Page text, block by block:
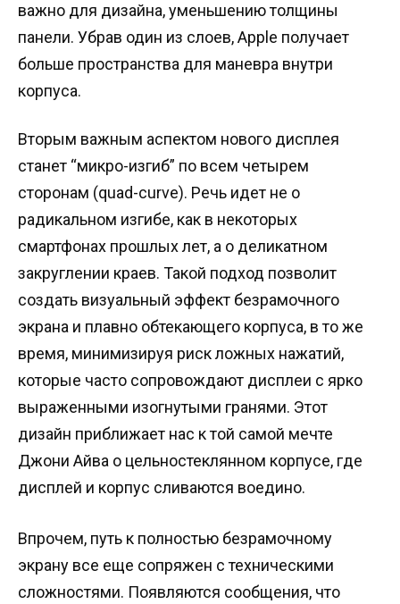
важно для дизайна, уменьшению толщины
панели. Убрав один из слоев, Apple получает
больше пространства для маневра внутри
корпуса.
Вторым важным аспектом нового дисплея
станет “микро-изгиб” по всем четырем
сторонам (quad-curve). Речь идет не о
радикальном изгибе, как в некоторых
смартфонах прошлых лет, а о деликатном
закруглении краев. Такой подход позволит
создать визуальный эффект безрамочного
экрана и плавно обтекающего корпуса, в то же
время, минимизируя риск ложных нажатий,
которые часто сопровождают дисплеи с ярко
выраженными изогнутыми гранями. Этот
дизайн приближает нас к той самой мечте
Джони Айва о цельностеклянном корпусе, где
дисплей и корпус сливаются воедино.
Впрочем, путь к полностью безрамочному
экрану все еще сопряжен с техническими
сложностями. Появляются сообщения, что